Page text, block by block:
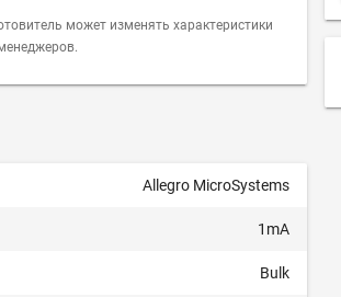
может изменять характеристики
Allegro MicroSystems
1mA
Bulk